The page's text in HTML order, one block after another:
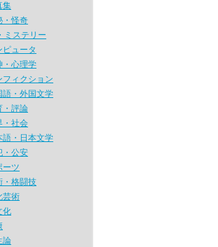
集
・怪奇
ミステリー
ピュータ
・心理学
フィクション
語・外国文学
・評論
・社会
語・日本文学
・公安
ーツ
・格闘技
芸術
化
論